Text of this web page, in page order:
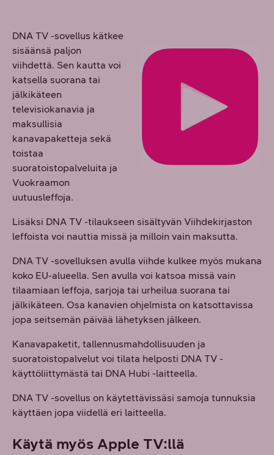
DNA TV -sovellus kätkee
sisäänsä paljon
viihdettä. Sen kautta voi
katsella suorana tai
jälkikäteen
televisiokanavia ja
maksullisia
kanavapaketteja sekä
toistaa
suoratoistopalveluita ja
Vuokraamon
uutuusleffoja.
Lisäksi DNA TV -tilaukseen sisältyvän Viihdekirjaston
leffoista voi nauttia missä ja milloin vain maksutta.
DNA TV -sovelluksen avulla viihde kulkee myös mukana
koko EU-alueella. Sen avulla voi katsoa missä vain
tilaamiaan leffoja, sarjoja tai urheilua suorana tai
jälkikäteen. Osa kanavien ohjelmista on katsottavissa
jopa seitsemän päivää lähetyksen jälkeen.
Kanavapaketit, tallennusmahdollisuuden ja
suoratoistopalvelut voi tilata helposti DNA TV -
käyttöliittymästä tai DNA Hubi -laitteella.
DNA TV -sovellus on käytettävissäsi samoja tunnuksia
käyttäen jopa viidellä eri laitteella.
Käytä myös Apple TV:llä